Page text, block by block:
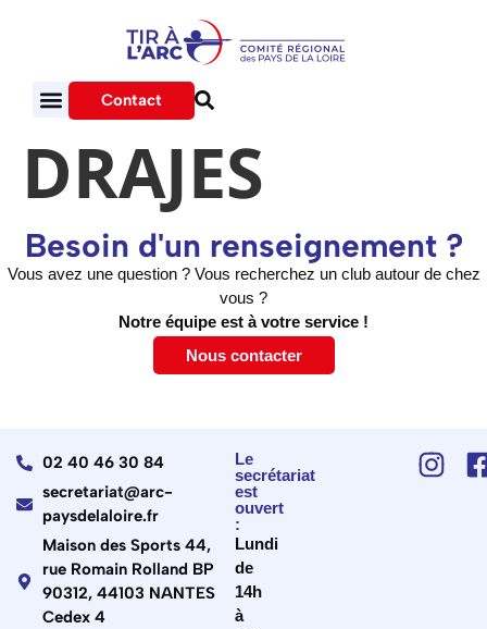
Contact
DRAJES
Besoin d'un renseignement ?
Vous avez une question ? Vous recherchez un club autour de chez
vous ?
Notre équipe est à votre service !
Nous contacter
02 40 46 30 84
secretariat@arc-
paysdelaloire.fr
Maison des Sports 44,
rue Romain Rolland BP
90312, 44103 NANTES
Cedex 4
Le
secrétariat
est
ouvert
:
Lundi
de
14h
à